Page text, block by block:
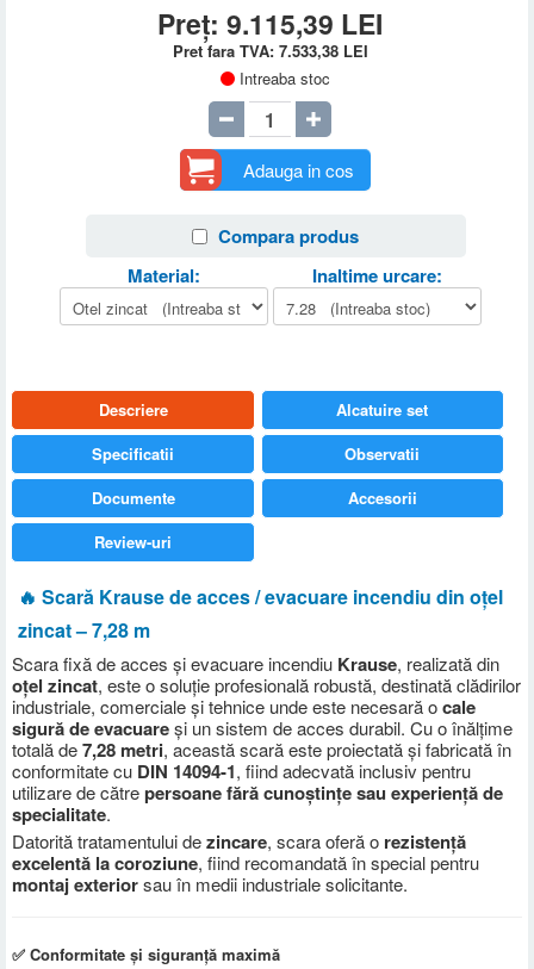
Preț:9.115,39 LEI
Pret fara TVA: 7.533,38 LEI
Intreaba stoc
Adauga in cos
Compara produs
Material:
Inaltime urcare:
Descriere
🔥 Scară Krause de acces / evacuare incendiu din oțel
zincat – 7,28 m
Scara fixă de acces și evacuare incendiu Krause, realizată din
oțel zincat, este o soluție profesională robustă, destinată clădirilor
industriale, comerciale și tehnice unde este necesară ocale
sigură de evacuareși un sistem de acces durabil. Cu o înălțime
totală de7,28 metri, această scară este proiectată și fabricată în
conformitate cu DIN 14094-1, fiind adecvată inclusiv pentru
utilizare de cătrepersoane fără cunoștințe sau experiență de
specialitate.
Datorită tratamentului dezincare, scara oferă o rezistență
excelentă la coroziune, fiind recomandată în special pentru
montaj exteriorsau în medii industriale solicitante.
✅ Conformitate și siguranță maximă
Alcatuire set
Specificatii
Observatii
Documente
Accesorii
Review-uri